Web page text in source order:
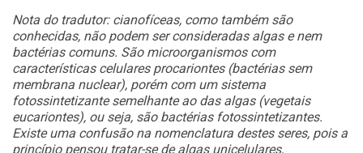
Nota do tradutor: cianofíceas, como também são
conhecidas, não podem ser consideradas algas e nem
bactérias comuns. São microorganismos com
características celulares procariontes (bactérias sem
membrana nuclear), porém com um sistema
fotossintetizante semelhante ao das algas (vegetais
eucariontes), ou seja, são bactérias fotossintetizantes.
Existe uma confusão na nomenclatura destes seres, pois a
princípio pensou tratar-se de algas unicelulares,